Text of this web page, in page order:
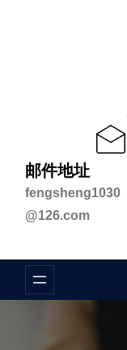
邮件地址
fengsheng1030
@126.com